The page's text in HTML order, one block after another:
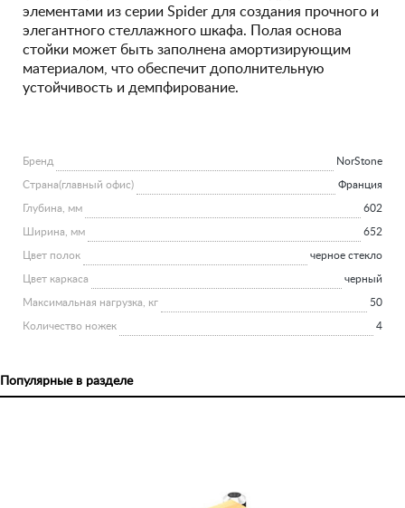
элементами из серии Spider для создания прочного и
элегантного стеллажного шкафа. Полая основа
стойки может быть заполнена амортизирующим
материалом, что обеспечит дополнительную
устойчивость и демпфирование.
Бренд NorStone
Страна(главный офис) Франция
Глубина, мм 602
Ширина, мм 652
Цвет полок черное стекло
Цвет каркаса черный
Максимальная нагрузка, кг 50
Количество ножек 4
Популярные в разделе